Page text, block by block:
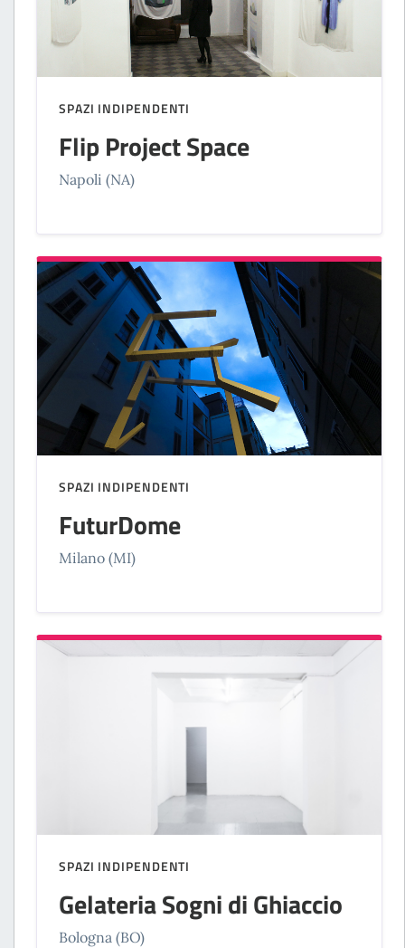
SPAZI INDIPENDENTI
Flip Project Space
Napoli (NA)
SPAZI INDIPENDENTI
FuturDome
Milano (MI)
SPAZI INDIPENDENTI
Gelateria Sogni di Ghiaccio
Bologna (BO)